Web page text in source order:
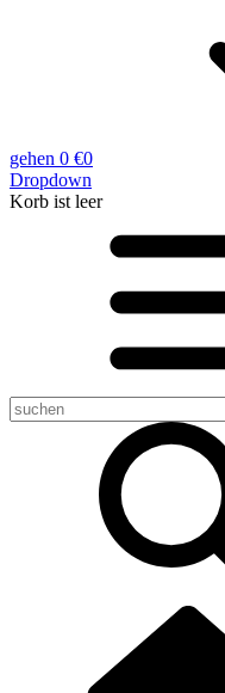
gehen 0 €0
Dropdown
Korb ist leer